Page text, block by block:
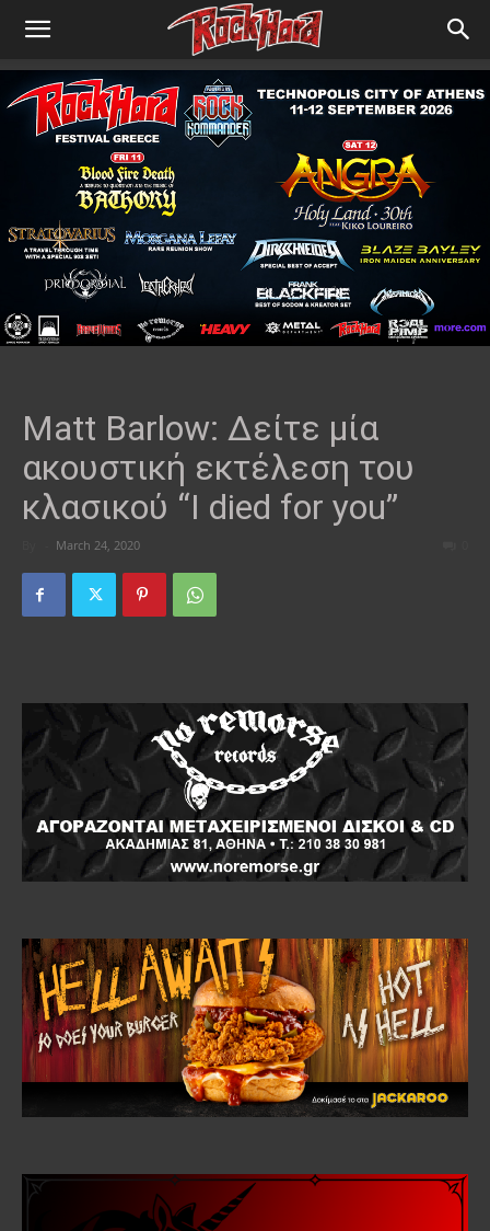
Matt Barlow: Δείτε μία
ακουστική εκτέλεση του
κλασικού “I died for you”
March 24, 2020